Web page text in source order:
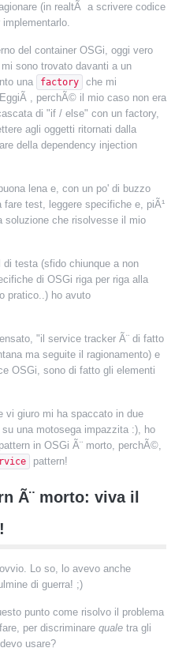
(in realtÃ a scrivere codice
del container OSGi, oggi vero
sono trovato davanti a un
una
factory
che mi
, perchÃ© il mio caso non era
di "if / else" con un factory,
agli oggetti ritornati dalla
della dependency injection
lena e, con un po' di buzzo
fare test, leggere specifiche e, piÃ¹
soluzione che risolvesse il mio
di testa (sfido chiunque a non
di OSGi riga per riga alla
pratico..) ho avuto
"il service tracker Ã¨ di fatto
ma seguite il ragionamento) e
OSGi, sono di fatto gli elementi
vi giuro mi ha spaccato in due
una motosega impazzita :), ho
pattern in OSGi Ã¨ morto, perchÃ©,
pattern!
Ã¨ morto: viva il
Lo so, lo avevo anche
di guerra! ;)
punto come risolvo il problema
per discriminare quale tra gli
usare?